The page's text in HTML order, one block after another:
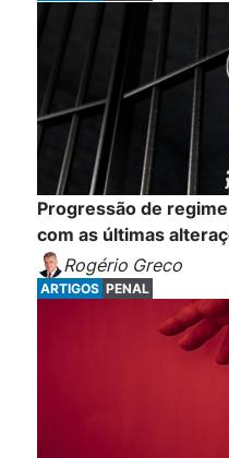
Progressão de
com as últimas
Rogério Greco
ARTIGOS PENAL